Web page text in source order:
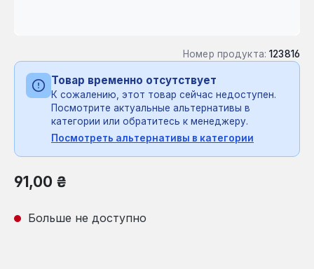
Номер продукта: 123816
Товар временно отсутствует
К сожалению, этот товар сейчас недоступен.
Посмотрите актуальные альтернативы в
категории или обратитесь к менеджеру.
Посмотреть альтернативы в категории
Обычная цена:
91,00 ₴
Больше не доступно